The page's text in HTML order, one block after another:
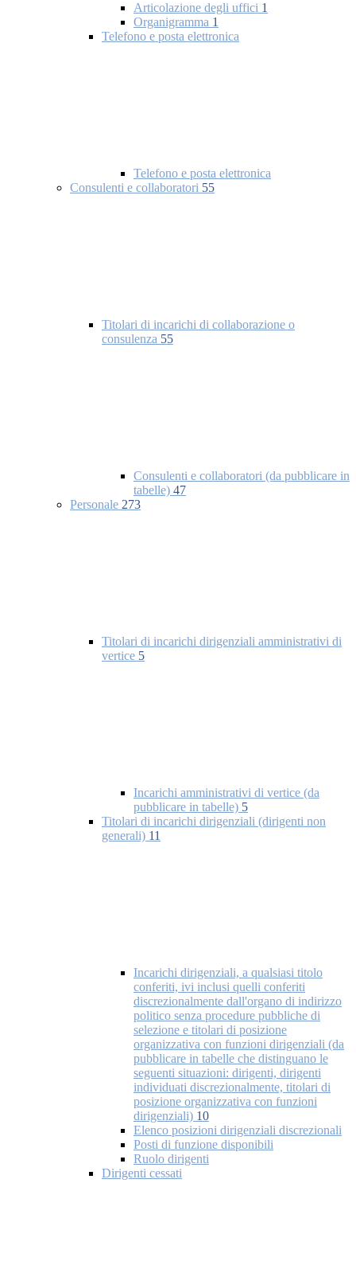
Articolazione degli uffici 1
Organigramma 1
Telefono e posta elettronica
Telefono e posta elettronica
Consulenti e collaboratori 55
Titolari di incarichi di collaborazione o
consulenza 55
Consulenti e collaboratori (da pubblicare in
tabelle) 47
Personale 273
Titolari di incarichi dirigenziali amministrativi di
vertice 5
Incarichi amministrativi di vertice (da
pubblicare in tabelle) 5
Titolari di incarichi dirigenziali (dirigenti non
generali) 11
Incarichi dirigenziali, a qualsiasi titolo
conferiti, ivi inclusi quelli conferiti
discrezionalmente dall'organo di indirizzo
politico senza procedure pubbliche di
selezione e titolari di posizione
organizzativa con funzioni dirigenziali (da
pubblicare in tabelle che distinguano le
seguenti situazioni: dirigenti, dirigenti
individuati discrezionalmente, titolari di
posizione organizzativa con funzioni
dirigenziali) 10
Elenco posizioni dirigenziali discrezionali
Posti di funzione disponibili
Ruolo dirigenti
Dirigenti cessati